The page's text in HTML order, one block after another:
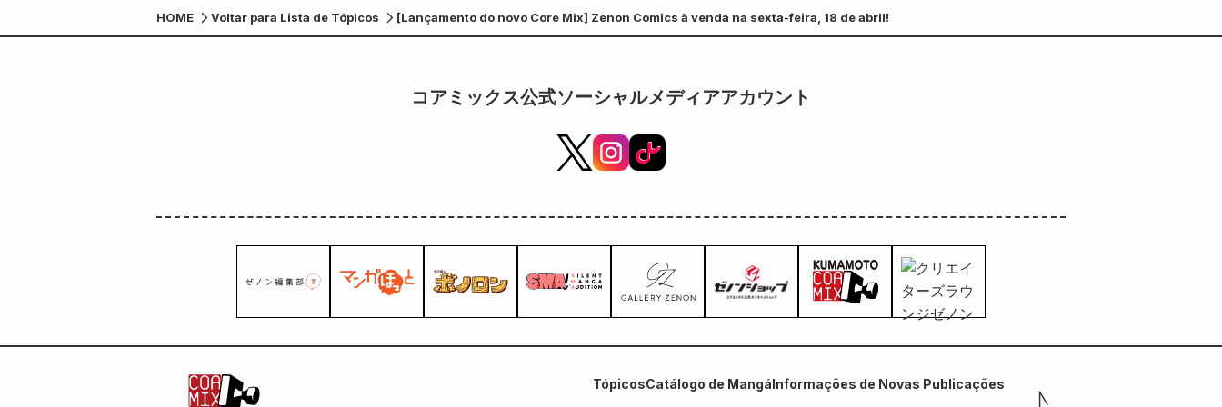
volume 6 de "The Secret of the
HOME Voltar para Lista de Tópicos [Lançamento do novo Core Mix] Zenon Comics à venda na sexta-feira, 18 de abril!
コアミックス公式ソーシャルメディアアカウント
TópicosCatálogo de MangáInformações de Novas Publicações